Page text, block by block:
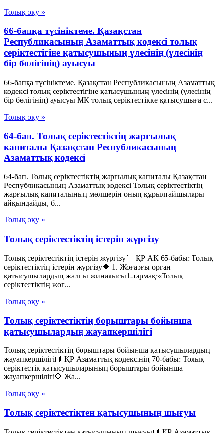
Толық оқу »
66-бапқа түсініктеме. Қазақстан
Республикасының Азаматтық кодексі толық
серіктестігіне қатысушының үлесінің (үлесінің
бір бөлігінің) ауысуы
66-бапқа түсініктеме. Қазақстан Республикасының Азаматтық
кодексі толық серіктестігіне қатысушының үлесінің (үлесінің
бір бөлігінің) ауысуы МК толық серіктестікке қатысушыға с...
Толық оқу »
64-бап. Толық серiктестiктiң жарғылық
капиталы Қазақстан Республикасының
Азаматтық кодексi
64-бап. Толық серiктестiктiң жарғылық капиталы Қазақстан
Республикасының Азаматтық кодексi Толық серiктестiктiң
жарғылық капиталының мөлшерiн оның құрылтайшылары
айқындайды, б...
Толық оқу »
Толық серіктестіктің істерін жүргізу
Толық серіктестіктің істерін жүргізу📘 ҚР АК 65-бабы: Толық
серіктестіктің істерін жүргізу🔷 1. Жоғарғы орган –
қатысушылардың жалпы жиналысы1-тармақ:«Толық
серіктестіктің жоғ...
Толық оқу »
Толық серіктестіктің борыштары бойынша
қатысушылардың жауапкершілігі
Толық серіктестіктің борыштары бойынша қатысушылардың
жауапкершілігі📘 ҚР Азаматтық кодексінің 70-бабы: Толық
серіктестік қатысушыларының борыштары бойынша
жауапкершілігі🔷 Жа...
Толық оқу »
Толық серіктестіктен қатысушының шығуы